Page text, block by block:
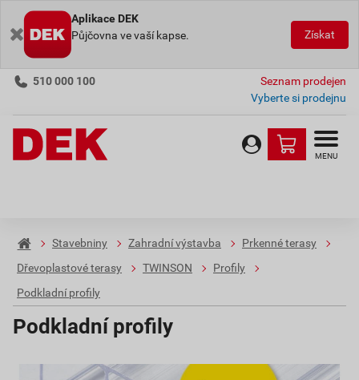
Aplikace DEK
Půjčovna ve vaší kapse.
Získat
510 000 100
Seznam prodejen
Vyberte si prodejnu
MENU
Stavebniny Zahradní výstavba
Prkenné terasy
Dřevoplastové terasy
TWINSON
Profily
Podkladní profily
Podkladní profily